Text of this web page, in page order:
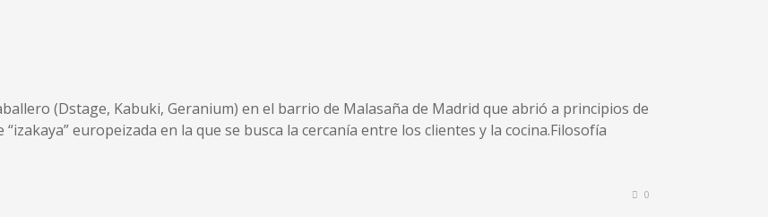
(Dstage, Kabuki, Geranium) en el barrio de Malasaña de Madrid que abrió a principios de
europeizada en la que se busca la cercanía entre los clientes y la cocina.Filosofía
0